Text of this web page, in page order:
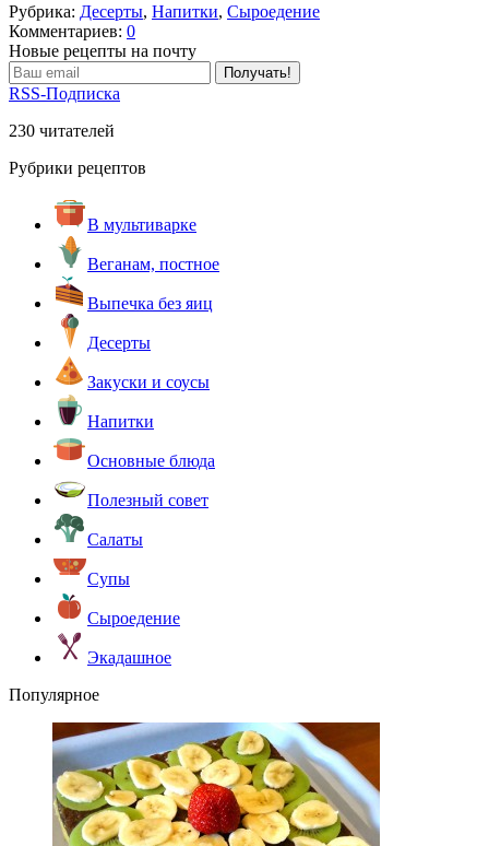
Рубрика: Десерты, Напитки, Сыроедение
Комментариев: 0
Новые рецепты на почту
RSS-Подписка
230 читателей
Рубрики рецептов
В мультиварке
Веганам, постное
Выпечка без яиц
Десерты
Закуски и соусы
Напитки
Основные блюда
Полезный совет
Салаты
Супы
Сыроедение
Экадашное
Популярное